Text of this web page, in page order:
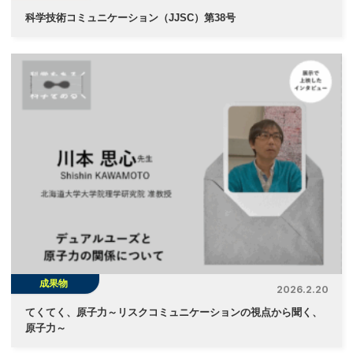
科学技術コミュニケーション（JJSC）第38号
成果物
2026.2.20
てくてく、原子力～リスクコミュニケーションの視点から聞く、
原子力～